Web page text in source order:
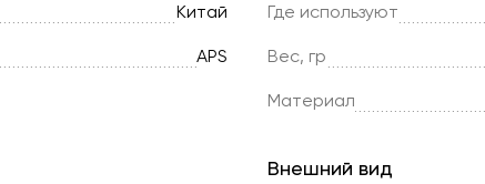
Китай
APS
Где используют
Вес, гр
Материал
Внешний вид